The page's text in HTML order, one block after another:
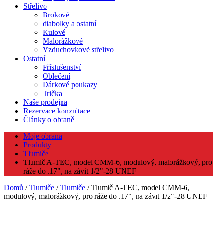
Střelivo
Brokové
diabolky a ostatní
Kulové
Malorážkové
Vzduchovkové střelivo
Ostatní
Příslušenství
Oblečení
Dárkové poukazy
Trička
Naše prodejna
Rezervace konzultace
Články o obraně
Moje obrana
Produkty
Tlumiče
Tlumič A-TEC, model CMM-6, modulový, malorážkový, pro
ráže do .17", na závit 1/2"-28 UNEF
Domů /Tlumiče /Tlumiče / Tlumič A-TEC, model CMM-6,
modulový, malorážkový, pro ráže do .17", na závit 1/2"-28 UNEF